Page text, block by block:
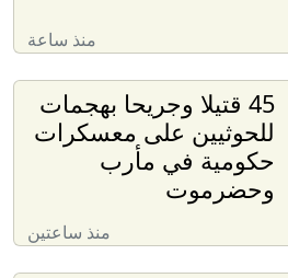
منذ ساعة
45 قتيلا وجريحا بهجمات
للحوثيين على معسكرات
حكومية في مأرب
وحضرموت
منذ ساعتين